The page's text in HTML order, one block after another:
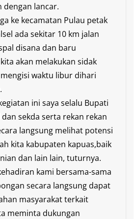
dengan lancar.
ke kecamatan Pulau petak
ada sekitar 10 km jalan
disana dan baru
akan melakukan sidak
waktu libur dihari
ini saya selalu Bupati
sekda serta rekan rekan
langsung melihat potensi
kita kabupaten kapuas,baik
dan lain lain, tuturnya.
kami bersama-sama
secara langsung dapat
masyarakat terkait
meminta dukungan